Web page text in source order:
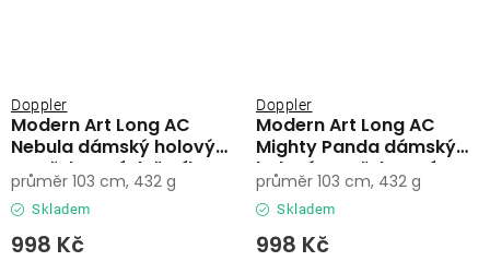
Modern Art Long AC
Nebula dámský holový
vystřelovací deštník
Doppler
Skladem
998 Kč
průměr 103 cm, 432 g
Modern Art Long AC
Mighty Panda dámský
holový vystřelovací
deštník
Doppler
Skladem
998 Kč
průměr 103 cm, 432 g